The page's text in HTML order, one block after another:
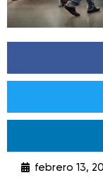
febrero 13,